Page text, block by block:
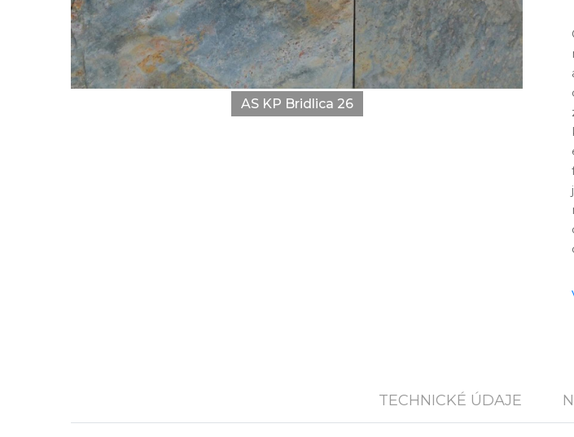
AS KP Bridlica 26
TECHNICKÉ ÚDAJE